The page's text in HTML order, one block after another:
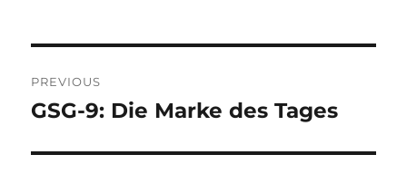
navigation
PREVIOUS
Previous
GSG-9: Die Marke des Tages